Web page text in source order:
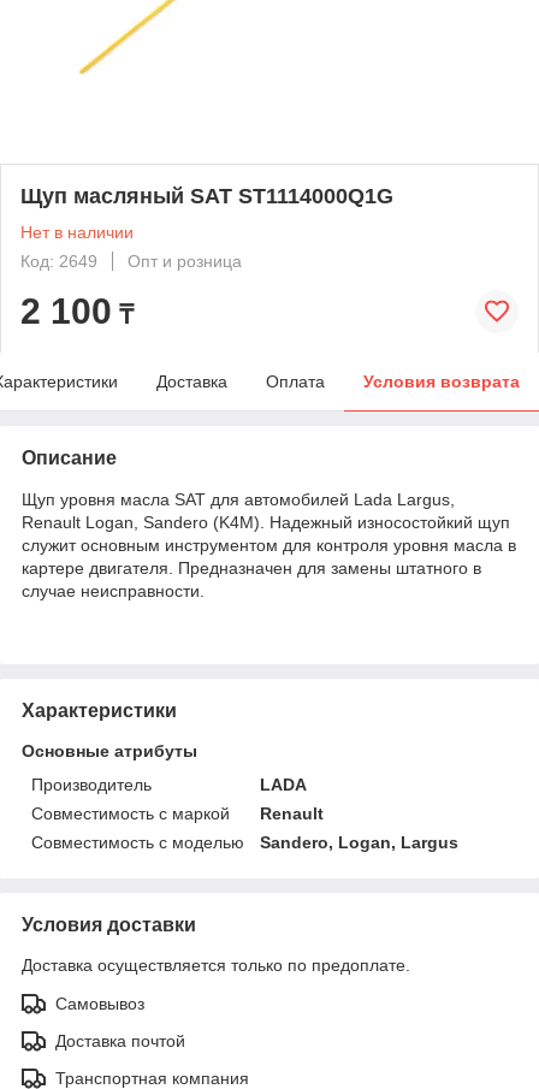
Щуп масляный SAT ST1114000Q1G
Нет в наличии
Код: 2649
Опт и розница
2 100 ₸
Доставка Оплата Условия возврата
Описание
Щуп уровня масла SAT для автомобилей Lada Largus,
Renault Logan, Sandero (K4M). Надежный износостойкий щуп
служит основным инструментом для контроля уровня масла в
картере двигателя. Предназначен для замены штатного в
случае неисправности.
Характеристики
Основные атрибуты
Производитель
LADA
Совместимость с маркой
Renault
Совместимость с моделью
Sandero, Logan, Largus
Условия доставки
Доставка осуществляется только по предоплате.
Самовывоз
Доставка почтой
Транспортная компания